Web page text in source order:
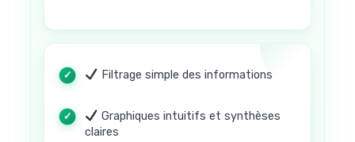
Filtrage simple des informations
Graphiques intuitifs et synthèses
claires